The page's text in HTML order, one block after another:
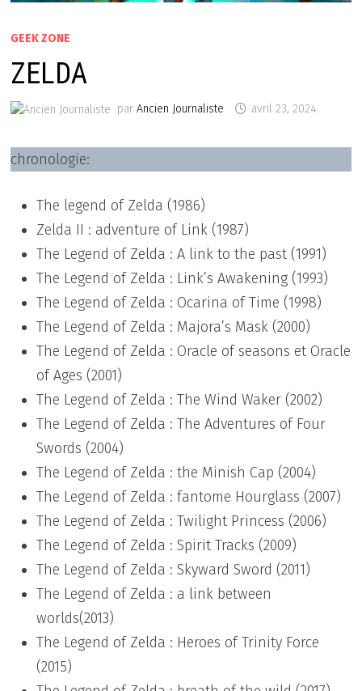
GEEK ZONE
ZELDA
parAncien Journaliste avril 23, 2024
chronologie:
The legend of Zelda (1986)
Zelda II : adventure of Link (1987)
The Legend of Zelda : A link to the past (1991)
The Legend of Zelda : Link’s Awakening (1993)
The Legend of Zelda : Ocarina of Time (1998)
The Legend of Zelda : Majora’s Mask (2000)
The Legend of Zelda : Oracle of seasons et Oracle
of Ages (2001)
The Legend of Zelda : The Wind Waker (2002)
The Legend of Zelda : The Adventures of Four
Swords (2004)
The Legend of Zelda : the Minish Cap (2004)
The Legend of Zelda : fantome Hourglass (2007)
The Legend of Zelda : Twilight Princess (2006)
The Legend of Zelda : Spirit Tracks (2009)
The Legend of Zelda : Skyward Sword (2011)
The Legend of Zelda : a link between
worlds(2013)
The Legend of Zelda : Heroes of Trinity Force
(2015)